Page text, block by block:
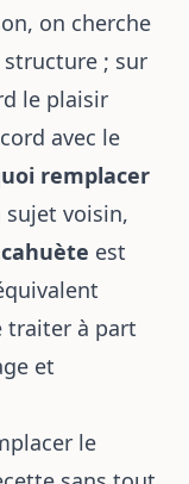
on cherche
; sur
le plaisir
avec le
remplacer
sujet voisin,
est
traiter à part
et
le